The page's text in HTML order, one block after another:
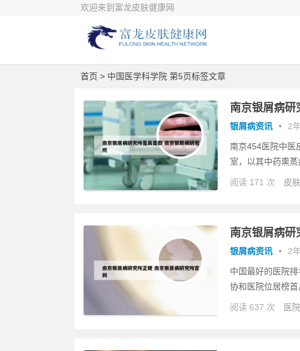
欢迎来到富龙皮肤健康网
首页 > 中国医学科学院 第5页标签文章
南京银屑病研
银屑病资讯 • 2
南京454医院中医
室，以其中药熏
阅读 171 次 皮
南京银屑病研
银屑病资讯 • 2
中国最好的医院
协和医院位居榜
阅读 637 次 医院